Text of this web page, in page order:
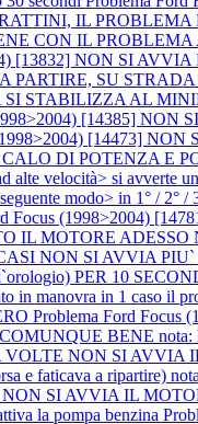
IL
CON IL
[13832] NON SI
PARTIRE, SU
SI STABILIZZA AL
[14385]
[14473] NON
DI POTENZA E
alte velocità> si
modo> in 1° / 2° /
Focus (1998>2004)
IL MOTORE
CASI NON SI AVVIA
PER 10
in manovra in 1 caso il
Problema Ford
BENE nota:
NON SI AVVIA
e faticava a ripartire)
SI AVVIA IL
la pompa benzina